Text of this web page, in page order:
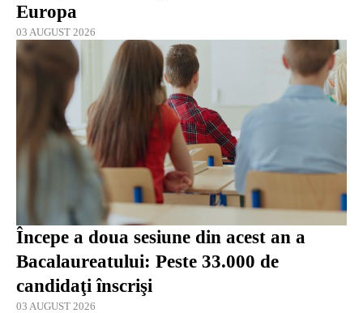
Europa
03 AUGUST 2026
Începe a doua sesiune din acest an a
Bacalaureatului: Peste 33.000 de
candidaţi înscrişi
03 AUGUST 2026